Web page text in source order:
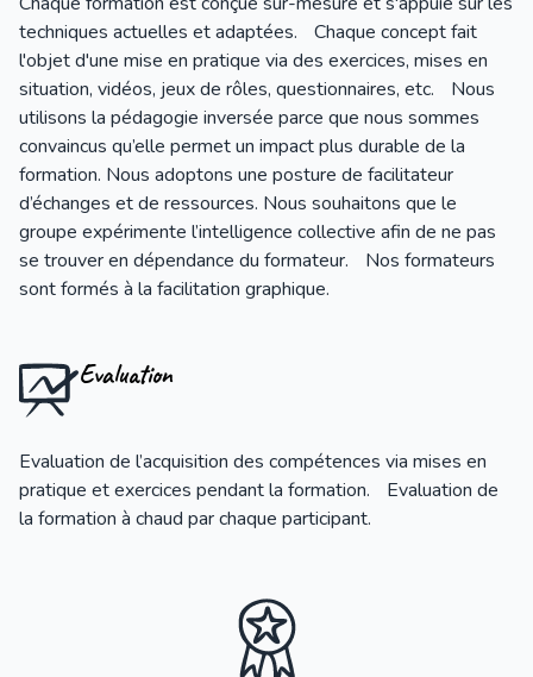
techniques actuelles et adaptées. Chaque concept fait
l'objet d'une mise en pratique via des exercices, mises en
situation, vidéos, jeux de rôles, questionnaires, etc. Nous
utilisons la pédagogie inversée parce que nous sommes
convaincus qu’elle permet un impact plus durable de la
formation. Nous adoptons une posture de facilitateur
d’échanges et de ressources. Nous souhaitons que le
groupe expérimente l’intelligence collective afin de ne pas
se trouver en dépendance du formateur. Nos formateurs
sont formés à la facilitation graphique.
Evaluation
Evaluation de l’acquisition des compétences via mises en
pratique et exercices pendant la formation. Evaluation de
la formation à chaud par chaque participant.